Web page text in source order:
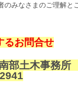
のみなさまのご理解と
お問合せ
土木事務所